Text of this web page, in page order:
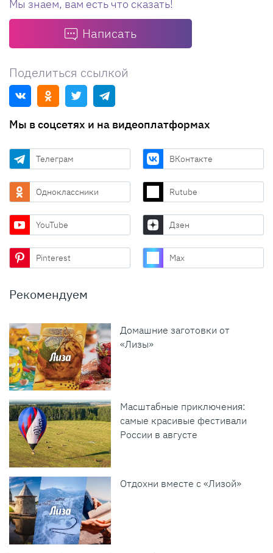
Мы знаем, вам есть что сказать!
Написать
Поделиться ссылкой
Мы в соцсетях и на видеоплатформах
Телеграм ВКонтакте
Одноклассники Rutube
YouTube Дзен
Pinterest Max
Рекомендуем
Домашние заготовки от
«Лизы»
Масштабные приключения:
самые красивые фестивали
России в августе
Отдохни вместе с «Лизой»